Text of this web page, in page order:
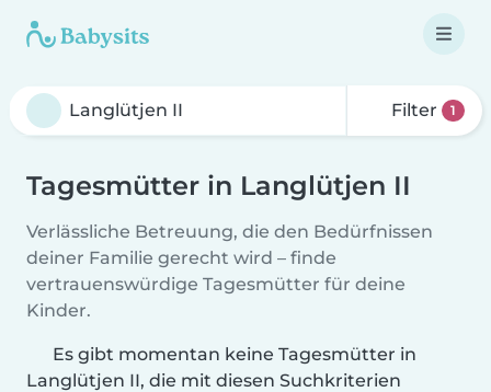
Filter 1
Tagesmütter in Langlütjen II
Verlässliche Betreuung, die den Bedürfnissen
deiner Familie gerecht wird – finde
vertrauenswürdige Tagesmütter für deine
Kinder.
Es gibt momentan keine Tagesmütter in
Langlütjen II, die mit diesen Suchkriterien